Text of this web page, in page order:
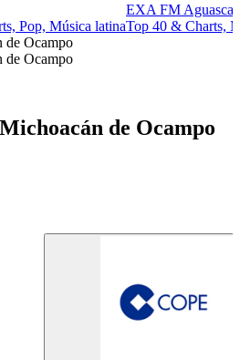
Pop, Música latina
EXA FM
Top 40 & Charts,
de Ocampo
de Ocampo
de Ocampo